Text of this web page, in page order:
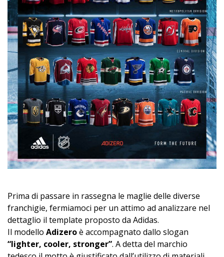
Prima di passare in rassegna le maglie delle diverse
franchigie, fermiamoci per un attimo ad analizzare nel
dettaglio il template proposto da Adidas.
Il modello Adizeroè accompagnato dallo slogan
“lighter, cooler, stronger”. A detta del marchio